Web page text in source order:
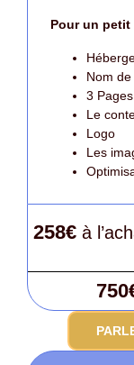
Pour un
Nom
3 Pages
Le
Logo
Les
258€ à